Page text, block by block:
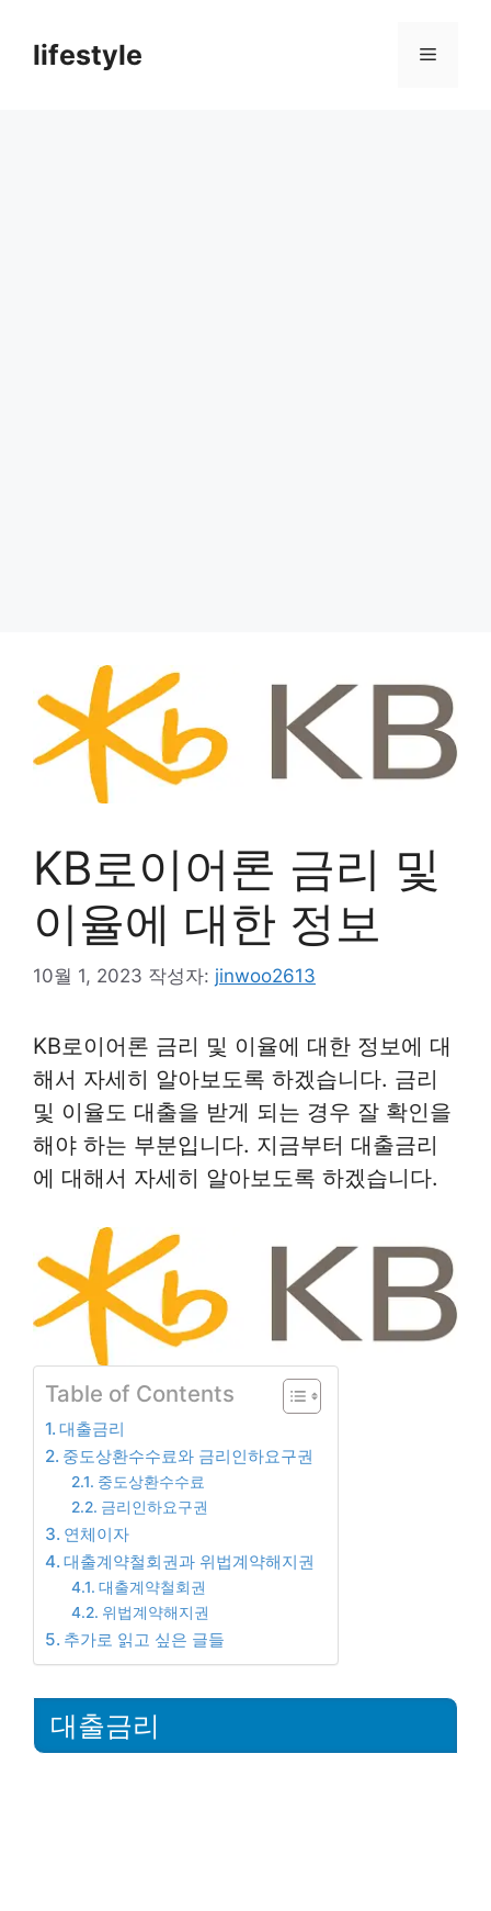
lifestyle 메
KB로이어론 금리 및
이율에 대한 정보
10월 1, 2023 작성자: jinwoo2613
KB로이어론 금리 및 이율에 대한 정보에 대
해서 자세히 알아보도록 하겠습니다. 금리
및 이율도 대출을 받게 되는 경우 잘 확인을
해야 하는 부분입니다. 지금부터 대출금리
에 대해서 자세히 알아보도록 하겠습니다.
Table of Contents
대출금리
중도상환수수료와 금리인하요구권
중도상환수수료
금리인하요구권
연체이자
대출계약철회권과 위법계약해지권
대출계약철회권
위법계약해지권
추가로 읽고 싶은 글들
대출금리